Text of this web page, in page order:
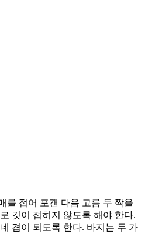
를 접어 포갠 다음 고름 두 짝을
깃이 접히지 않도록 해야 한다.
겹이 되도록 한다. 바지는 두 가